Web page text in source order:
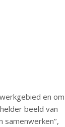
en om
beeld van